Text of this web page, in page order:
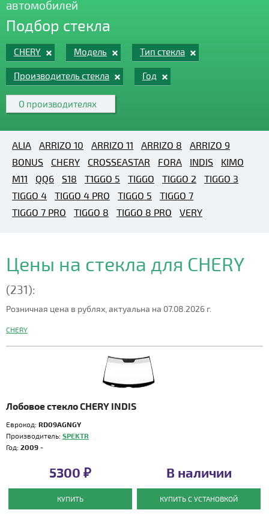
автомобилей
Подбор стекла
CHERY Модель Тип стекла
Производитель стекла Год
О производителях
ALIA ARRIZO 10 ARRIZO 11 ARRIZO 8
ARRIZO 9
BONUS
CHERY CROSSEASTAR FORA INDIS
KIMO
M11
QQ6 S18 T1GGO 5 TIGGO TIGGO 2
TIGGO 3
TIGGO 4
TIGGO 4 PRO TIGGO 5
TIGGO 7
TIGGO 7 PRO
TIGGO 8 TIGGO 8 PRO VERY
Цены на стекла для CHERY
(231):
Розничная цена в рублях, актуальна на 07.08.2026 г.
CHERY
Лобовое стекло CHERY INDIS
Еврокод: RD09AGNGY
Производитель: SPEKTR
Год: 2009 -
5300 ₽
КУПИТЬ
В наличии
КУПИТЬ С УСТАНОВКОЙ